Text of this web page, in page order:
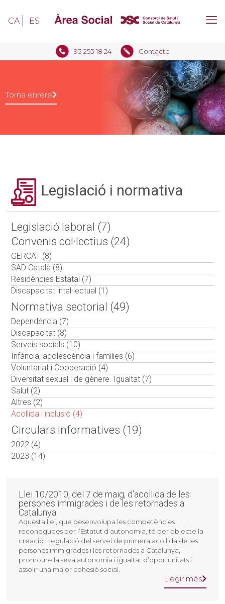
93 253 18 24 Contacte
CA ES
Torna enrere
Legislació i normativa
Legislació laboral (7)
Convenis col·lectius (24)
GERCAT (8)
SAD Català (8)
Residències Estatal (7)
Discapacitat intel·lectual (1)
Normativa sectorial (49)
Dependència (7)
Discapacitat (8)
Serveis socials (10)
Infància, adolescència i famílies (6)
Voluntariat i Cooperació (4)
Diversitat sexual i de gènere. Igualtat (7)
Salut (2)
Altres (2)
Acollida i inclusió (4)
Circulars informatives (19)
2022 (4)
2023 (14)
Llei 10/2010, del 7 de maig, d’acollida de les
persones immigrades i de les retornades a
Catalunya
Aquesta llei, que desenvolupa les competències
reconegudes per l’Estatut d’autonomia, té per objecte la
creació i regulació del servei de primera acollida de les
persones immigrades i les retornades a Catalunya,
promoure la seva autonomia i igualtat d’oportunitats i
assolir una major cohesió social.
Llegir més